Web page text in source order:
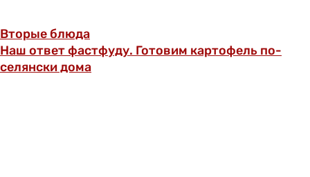
Вторые блюда
Наш ответ фастфуду. Готовим картофель по-
селянски дома